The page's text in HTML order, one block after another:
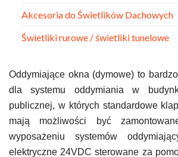
Akcesoria do Świetlików Dachowych
Świetliki rurowe / świetliki tunelowe
Oddymiające okna (dymowe) to
dla systemu oddymiania w
publicznej, w których standardowe
mają możliwości być
wyposażeniu systemów
elektryczne 24VDC sterowane za